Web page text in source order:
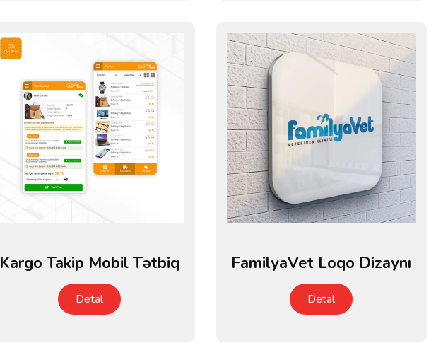
Kargo Takip Mobil Tətbiq
Detal
FamilyaVet Loqo Dizaynı
Detal